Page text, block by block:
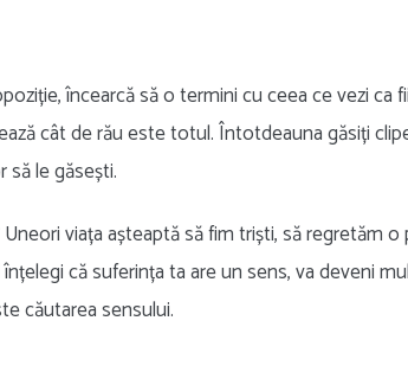
încearcă să o termini cu ceea ce vezi ca
cât de rău este totul. Întotdeauna găsiți
le găsești.
Uneori viața așteaptă să fim triști, să regretăm o
că suferința ta are un sens, va deveni
căutarea sensului.